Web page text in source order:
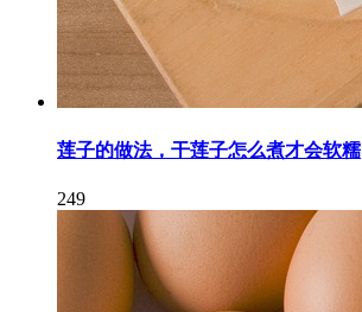
莲子的做法，干莲子怎么煮才会软糯
249